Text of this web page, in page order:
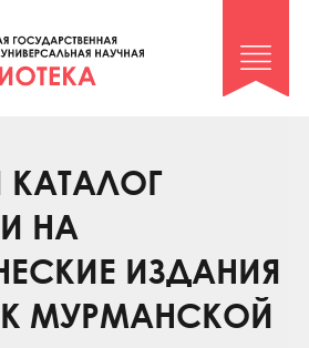
сельдерей»
архив»
НА
ИЗДАНИЯ
МУРМАНСКОЙ